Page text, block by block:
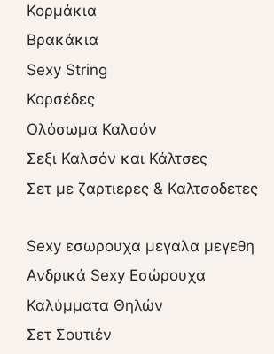
Κορμάκια
Βρακάκια
Sexy String
Κορσέδες
Ολόσωμα Καλσόν
Σεξι Καλσόν και Κάλτσες
Σετ με ζαρτιερες & Καλτσοδετες
Sexy εσωρουχα μεγαλα μεγεθη
Ανδρικά Sexy Εσώρουχα
Καλύμματα Θηλών
Σετ Σουτιέν